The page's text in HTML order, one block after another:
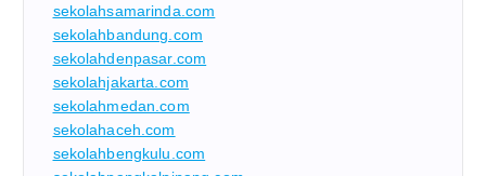
sekolahsamarinda.com
sekolahbandung.com
sekolahdenpasar.com
sekolahjakarta.com
sekolahmedan.com
sekolahaceh.com
sekolahbengkulu.com